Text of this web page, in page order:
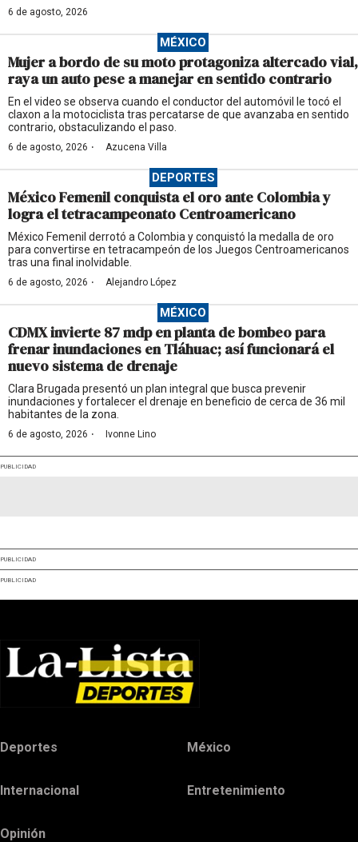
6 de agosto, 2026
MÉXICO
Mujer a bordo de su moto protagoniza altercado vial,
raya un auto pese a manejar en sentido contrario
En el video se observa cuando el conductor del automóvil le tocó el
claxon a la motociclista tras percatarse de que avanzaba en sentido
contrario, obstaculizando el paso.
6 de agosto, 2026 · Azucena Villa
DEPORTES
México Femenil conquista el oro ante Colombia y
logra el tetracampeonato Centroamericano
México Femenil derrotó a Colombia y conquistó la medalla de oro
para convertirse en tetracampeón de los Juegos Centroamericanos
tras una final inolvidable.
6 de agosto, 2026 · Alejandro López
MÉXICO
CDMX invierte 87 mdp en planta de bombeo para
frenar inundaciones en Tláhuac; así funcionará el
nuevo sistema de drenaje
Clara Brugada presentó un plan integral que busca prevenir
inundaciones y fortalecer el drenaje en beneficio de cerca de 36 mil
habitantes de la zona.
6 de agosto, 2026 · Ivonne Lino
PUBLICIDAD
PUBLICIDAD
PUBLICIDAD
Deportes México
Internacional Entretenimiento
Opinión